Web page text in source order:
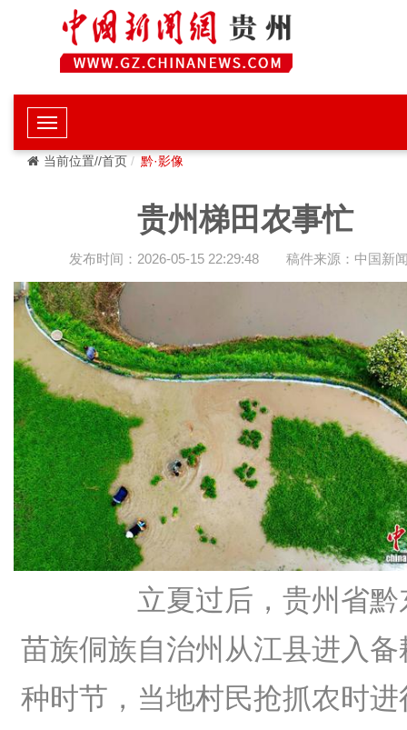
当前位置//首页 黔·影像
贵州梯田农事忙
发布时间：2026-05-15 22:29:48 稿件来源：中国新
立夏过后，贵州省黔
苗族侗族自治州从江县进入备
种时节，当地村民抢抓农时进